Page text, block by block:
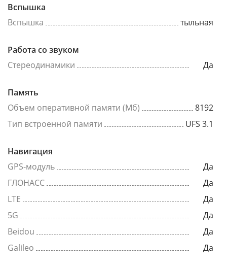
Вспышка
Вспышка
тыльная
Работа со звуком
Стереодинамики
Да
Память
Объем оперативной памяти (Мб)
8192
Тип встроенной памяти
UFS 3.1
Навигация
GPS-модуль
Да
ГЛОНАСС
Да
LTE
Да
5G
Да
Beidou
Да
Galileo
Да